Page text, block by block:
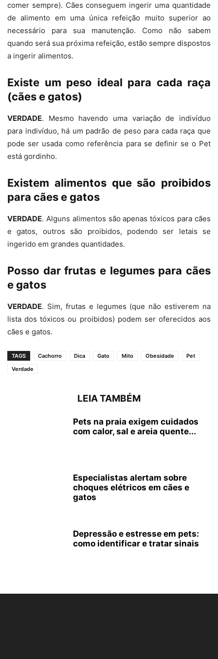
comer sempre). Cães conseguem ingerir uma quantidade
de alimento em uma única refeição muito superior ao
necessário para sua manutenção. Como não sabem
quando será sua próxima refeição, estão sempre dispostos
a ingerir alimentos.
Existe um peso ideal para cada raça
(cães e gatos)
VERDADE. Mesmo havendo uma variação de indivíduo
para indivíduo, há um padrão de peso para cada raça que
pode ser usada como referência para se definir se o Pet
está gordinho.
Existem alimentos que são proibidos
para cães e gatos
VERDADE. Alguns alimentos são apenas tóxicos para cães
e gatos, outros são proibidos, podendo ser letais se
ingerido em grandes quantidades.
Posso dar frutas e legumes para cães
e gatos
VERDADE. Sim, frutas e legumes (que não estiverem na
lista dos tóxicos ou proibidos) podem ser oferecidos aos
cães e gatos.
TAGS Cachorro Dica Gato Mito Obesidade
Pet
Verdade
LEIA TAMBÉM
Pets na praia exigem cuidados
com calor, sal e areia quente...
Especialistas alertam sobre
choques elétricos em cães e
gatos
Depressão e estresse em pets:
como identificar e tratar sinais